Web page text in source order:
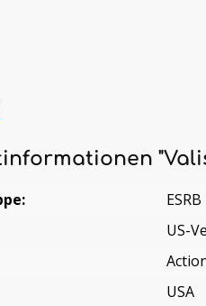
US-
USA